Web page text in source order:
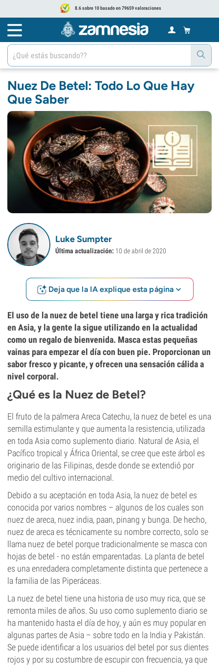
8.6 sobre 10 basado en 79659 valoraciones
Nuez De Betel: Todo Lo Que Hay
Que Saber
Luke Sumpter
Última actualización: 10 de abril de 2020
Deja que la IA explique esta página
El uso de la nuez de betel tiene una larga y rica tradición
en Asia, y la gente la sigue utilizando en la actualidad
como un regalo de bienvenida. Masca estas pequeñas
vainas para empezar el día con buen pie. Proporcionan un
sabor fresco y picante, y ofrecen una sensación cálida a
nivel corporal.
¿Qué es la Nuez de Betel?
El fruto de la palmera Areca Catechu, la nuez de betel es una
semilla estimulante y que aumenta la resistencia, utilizada
en toda Asia como suplemento diario. Natural de Asia, el
Pacífico tropical y África Oriental, se cree que este árbol es
originario de las Filipinas, desde donde se extendió por
medio del cultivo internacional.
Debido a su aceptación en toda Asia, la nuez de betel es
conocida por varios nombres – algunos de los cuales son
nuez de areca, nuez india, paan, pinang y bunga. De hecho,
nuez de areca es técnicamente su nombre correcto, solo se
llama nuez de betel porque tradicionalmente se masca con
hojas de betel - no están emparentadas. La planta de betel
es una enredadera completamente distinta que pertenece a
la familia de las Piperáceas.
La nuez de betel tiene una historia de uso muy rica, que se
remonta miles de años. Su uso como suplemento diario se
ha mantenido hasta el día de hoy, y aún es muy popular en
algunas partes de Asia – sobre todo en la India y Pakistán.
Se puede identificar a los usuarios del betel por sus dientes
rojos y por su costumbre de escupir con frecuencia, ya que